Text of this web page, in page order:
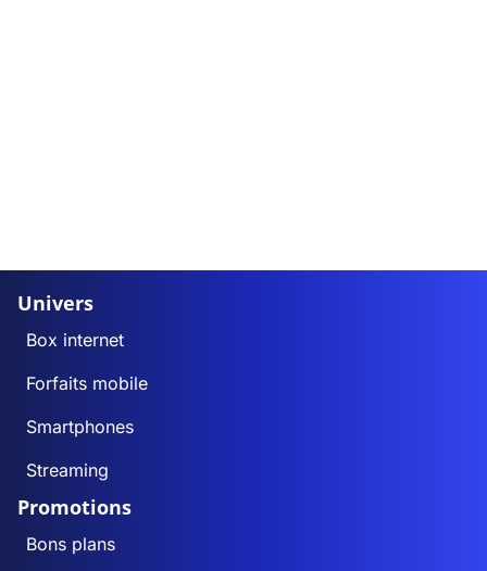
Univers
Box internet
Forfaits mobile
Smartphones
Streaming
Promotions
Bons plans